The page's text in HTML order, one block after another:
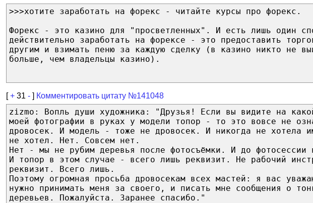
>>>хотите заработать на форекс - читайте курсы про форекс.
Форекс - это казино для "просветленных". И есть лишь один
действительно заработать на форексе - это предоставить
другим и взимать пеню за каждую сделку (в казино никто не
больше, чем владельцы казино).
[+ 31 - ] Комментировать цитату №141048
zizmo: Вопль души художника: "Друзья! Если вы видите на
моей фотографии в руках у модели топор - то это вовсе не
дровосек. И модель - тоже не дровосек. И никогда не хотела
не хотел. Нет. Совсем нет.
Нет - мы не рубим деревья после фотосъёмки. И до фотосессии
И топор в этом случае - всего лишь реквизит. Не рабочий
реквизит. Всего лишь.
Поэтому огромная просьба дровосекам всех мастей: я вас
нужно принимать меня за своего, и писать мне сообщения о
деревьев. Пожалуйста. Заранее спасибо."